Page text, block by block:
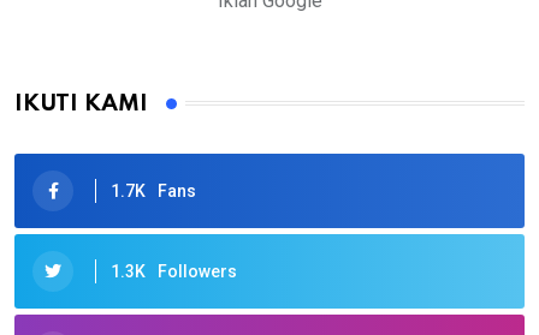
IKUTI KAMI
1.7K Fans
1.3K Followers